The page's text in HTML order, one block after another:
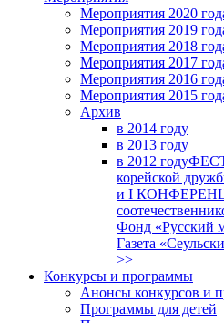
Мероприятия 2020
Мероприятия 2019
Мероприятия 2018
Мероприятия 2017
Мероприятия 2016
Мероприятия 2015
Архив
в 2014 году
в 2013 году
в 2012 году
корейской
и I
Фонд «Русский
Газета
>>
Конкурсы и программы
Анонсы конкурсов и
Программы для детей